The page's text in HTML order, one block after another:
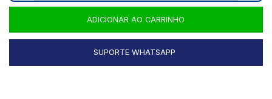
ADICIONAR AO CARRINHO
SUPORTE WHATSAPP